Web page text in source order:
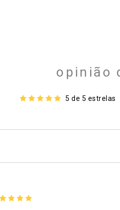
opinião
5 de 5 estrelas